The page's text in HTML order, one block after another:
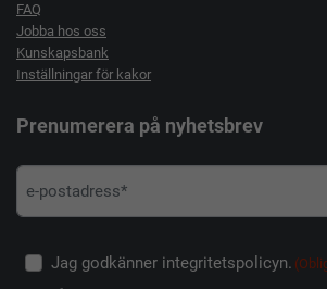
FAQ
Jobba hos oss
Kunskapsbank
Inställningar för kakor
Prenumerera på nyhetsbrev
Jag godkänner integritetspolicyn.